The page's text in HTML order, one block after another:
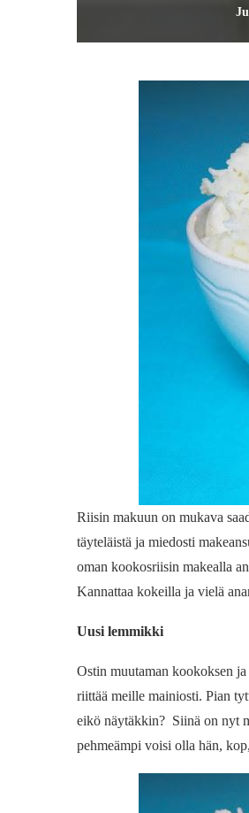
Riisin makuun on mukava
täyteläistä ja miedosti
oman kookosriisin makealla
Kannattaa kokeilla ja vielä
Uusi lemmikki
Ostin muutaman kookoksen
riittää meille mainiosti. Pian
eikö näytäkkin? Siinä on nyt
pehmeämpi voisi olla hän,